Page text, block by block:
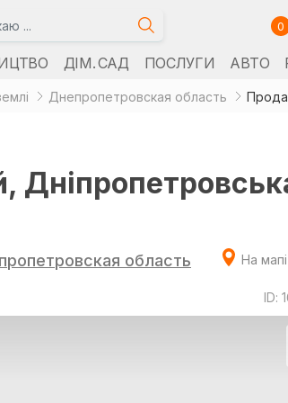
0
ДІМ. САД ПОСЛУГИ АВТО
Днепропетровская область
область На мапі
ID: